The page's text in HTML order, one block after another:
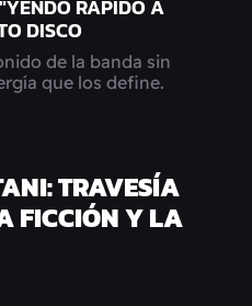
RÁPIDO A
DISCO
de la banda sin
que los define.
TRAVESÍA
FICCIÓN Y LA